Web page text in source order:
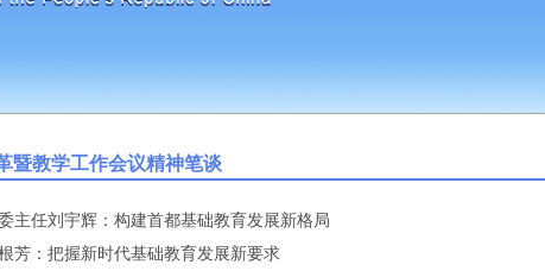
暨教学工作会议精神笔谈
主任刘宇辉：构建首都基础教育发展新格局
芳：把握新时代基础教育发展新要求